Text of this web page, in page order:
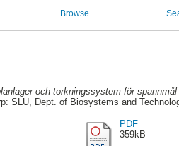
Browse
och torkningssystem för
SLU, Dept. of Biosystems and
PDF
359kB